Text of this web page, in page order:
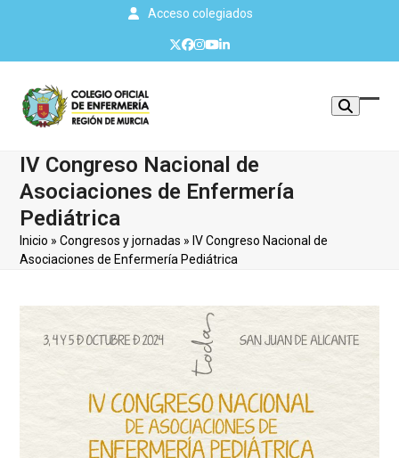
Acceso colegiados
Twitter
Facebook
Instagram
YouTube
LinkedIn
IV Congreso Nacional de
Asociaciones de Enfermería
Pediátrica
Inicio »Congresos y jornadas » IV Congreso Nacional de
Asociaciones de Enfermería Pediátrica